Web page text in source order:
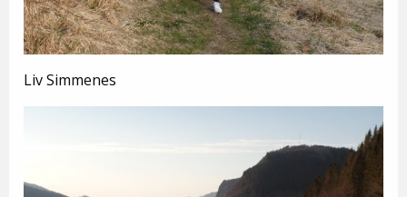
Liv Simmenes